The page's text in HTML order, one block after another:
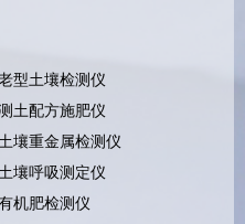
型土壤检测仪
土配方施肥仪
土壤重金属检测仪
土壤呼吸测定仪
机肥检测仪